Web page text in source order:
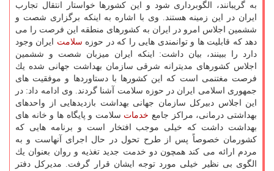
به گریبانند، الگوبرداری شود و این كشورها خواستار انتقال تجارب
ایران در این زمینه هستند. وی با اشاره به اینكه برگزاری شصت و
ششمین اجلاس امرو در ایران به كشورهای منطقه این فرصت را می
دهد كه قابلیت ها و توانمندی هایی را كه در حوزه سلامت ایران وجود
دارد را ببینند، بیان داشت: اینكه ایران میزبان شصت و ششمین
اجلاس كشورهای مدیترانه شرقی سازمان بهداشت جهانی شده یك
فرصت مغتنمی است كه این كشورها با دستاوردها و موفقیت های
جمهوری اسلامی ایران در حوزه سلامت آشنا گردند. وی ادامه داد: در
این اجلاس دبیركل سازمان جهانی بهداشت بازدیدهایی از واحدهای
بهداشتی درمانی، مراكز جامع خدمات سلامت و پایگاه ها و خانه های
بهداشت داشت كه خیلی موجب افتخار است و برنامه هایی كه
كشورمان خصوصاً پس از طرح تحول در حال اجرای آنهاست و به
مردم ارائه می كند همچون دو خدمت جدید تغذیه و روان بعنوان یك
الگوی بی نظیر خیلی مورد توجه ایشان قرار گرفت. مدیركل دفتر